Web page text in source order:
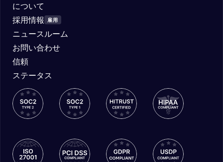
について
採用情報
雇用
ニュースルーム
お問い合わせ
信頼
ステータス